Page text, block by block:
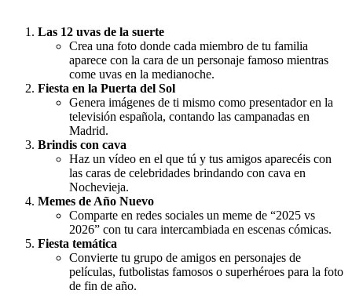
Las 12 uvas de la suerte
Crea una foto donde cada miembro de tu familia
aparece con la cara de un personaje famoso mientras
come uvas en la medianoche.
Fiesta en la Puerta del Sol
Genera imágenes de ti mismo como presentador en la
televisión española, contando las campanadas en
Madrid.
Brindis con cava
Haz un vídeo en el que tú y tus amigos aparecéis con
las caras de celebridades brindando con cava en
Nochevieja.
Memes de Año Nuevo
Comparte en redes sociales un meme de “2025 vs
2026” con tu cara intercambiada en escenas cómicas.
Fiesta temática
Convierte tu grupo de amigos en personajes de
películas, futbolistas famosos o superhéroes para la foto
de fin de año.